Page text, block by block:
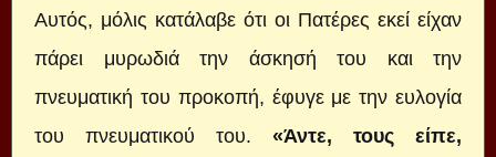
Αυτός, μόλις κατάλαβε ότι οι Πατέρες εκεί είχαν
πάρει μυρωδιά την άσκησή του και την
πνευματική του προκοπή, έφυγε με την ευλογία
του πνευματικού του. «Άντε, τους είπε,